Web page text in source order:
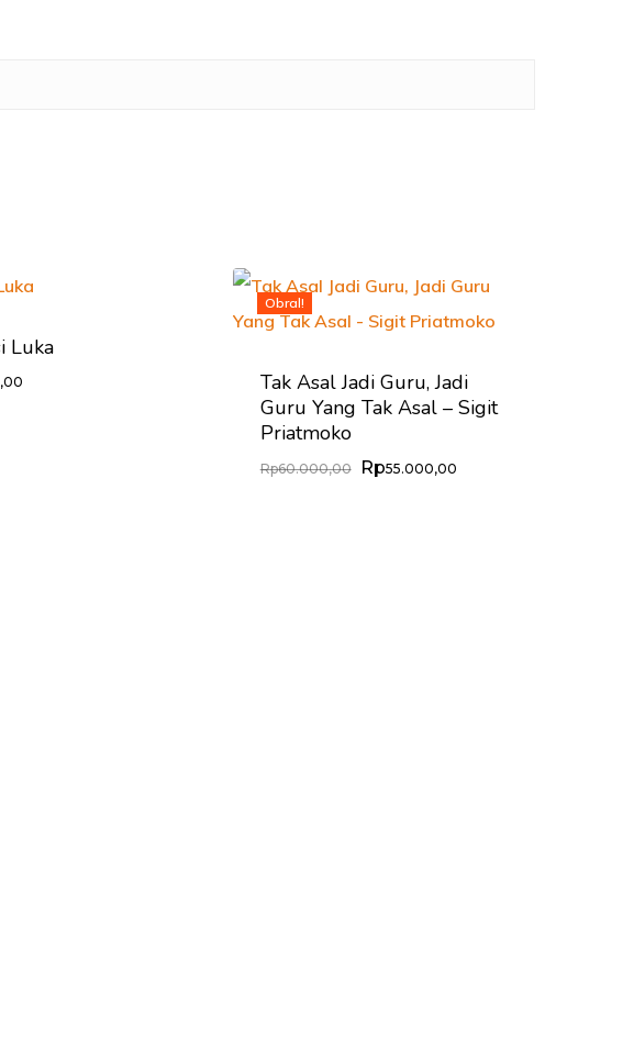
Luka
Obral!
Tak Asal Jadi Guru, Jadi
Guru Yang Tak Asal – Sigit
Priatmoko
Rp60.000,00
Harga
Rp55.000,00Harga